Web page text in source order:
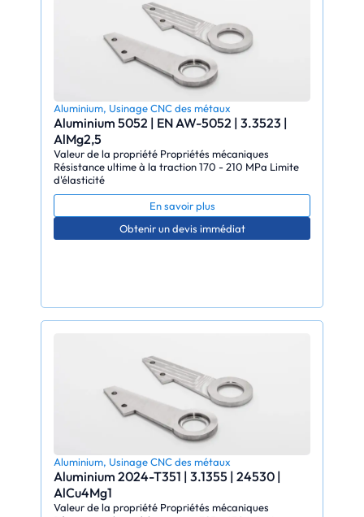
Aluminium, Usinage CNC des métaux
Aluminium 5052 | EN AW-5052 | 3.3523 |
AlMg2,5
Valeur de la propriété Propriétés mécaniques
Résistance ultime à la traction 170 - 210 MPa Limite
d'élasticité
En savoir plus
Obtenir un devis immédiat
Aluminium, Usinage CNC des métaux
Aluminium 2024-T351 | 3.1355 | 24530 |
AlCu4Mg1
Valeur de la propriété Propriétés mécaniques